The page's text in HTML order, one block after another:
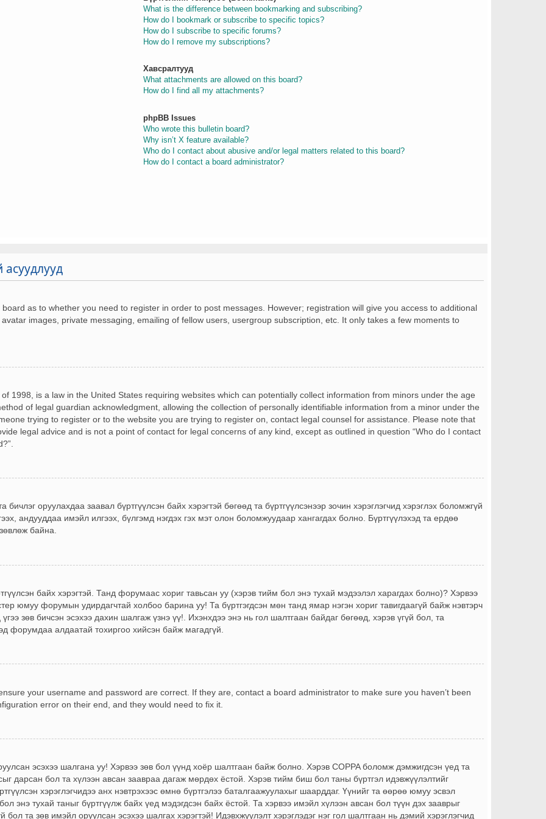
What is the difference between bookmarking and subscribing?
How do I bookmark or subscribe to specific topics?
How do I subscribe to specific forums?
How do I remove my subscriptions?
Хавсралтууд
What attachments are allowed on this board?
How do I find all my attachments?
phpBB Issues
Who wrote this bulletin board?
Why isn’t X feature available?
Who do I contact about abusive and/or legal matters related to this board?
How do I contact a board administrator?
as to whether you need to register in order to post messages. However; registration will give you access to additional
images, private messaging, emailing of fellow users, usergroup subscription, etc. It only takes a few moments to
1998, is a law in the United States requiring websites which can potentially collect information from minors under the age
of legal guardian acknowledgment, allowing the collection of personally identifiable information from a minor under the
trying to register or to the website you are trying to register on, contact legal counsel for assistance. Please note that
legal advice and is not a point of contact for legal concerns of any kind, except as outlined in question “Who do I contact
бичлэг оруулахдаа заавал бүртгүүлсэн байх хэрэгтэй бөгөөд та бүртгүүлсэнээр зочин хэрэглэгчид хэрэглэх боломжгүй
андууддаа имэйл илгээх, бүлгэмд нэгдэх гэх мэт олон боломжуудаар хангагдах болно. Бүртгүүлэхэд та ердөө
байна.
байх хэрэгтэй. Танд форумаас хориг тавьсан уу (хэрэв тийм бол энэ тухай мэдээлэл харагдах болно)? Хэрвээ
юмуу форумын удирдагчтай холбоо барина уу! Та бүртгэгдсэн мөн танд ямар нэгэн хориг тавигдаагүй байж нэвтэрч
зөв бичсэн эсэхээ дахин шалгаж үзнэ үү!. Ихэнхдээ энэ нь гол шалтгаан байдаг бөгөөд, хэрэв үгүй бол, та
форумдаа алдаатай тохиргоо хийсэн байж магадгүй.
your username and password are correct. If they are, contact a board administrator to make sure you haven’t been
error on their end, and they would need to fix it.
эсэхээ шалгана уу! Хэрвээ зөв бол үүнд хоёр шалтгаан байж болно. Хэрэв COPPA боломж дэмжигдсэн үед та
дарсан бол та хүлээн авсан заавраа дагаж мөрдөх ёстой. Хэрэв тийм биш бол таны бүртгэл идэвжүүлэлтийг
хэрэглэгчидээ анх нэвтрэхээс өмнө бүртгэлээ баталгаажуулахыг шаарддаг. Үүнийг та өөрөө юмуу эсвэл
энэ тухай таныг бүртгүүлж байх үед мэдэгдсэн байх ёстой. Та хэрвээ имэйл хүлээн авсан бол түүн дэх зааврыг
бол та зөв имэйл оруулсан эсэхээ шалгах хэрэгтэй! Идэвхжүүлэлт хэрэглэдэг нэг гол шалтгаан нь дэмий хэрэглэгчид